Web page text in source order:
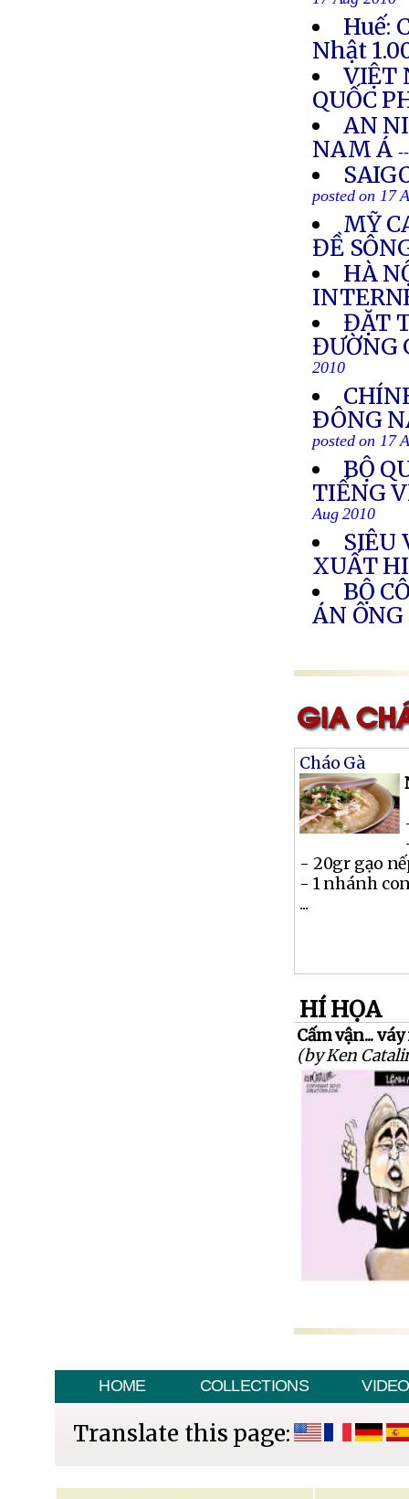
Huế:
Nhật
VIỆT
QUỐC
AN
NAM Á
posted on 17
MỸ
ĐỀ
HÀ
ĐẶT
ĐƯỜNG
2010
ÐÔNG
posted on 17
BỘ
TIẾNG
Aug 2010
SIÊU
XUẤT
BỘ
ÁN
Cháo Gà
- 20gr gạo
- 1 nhánh
...
HÍ HỌA
Cấm vận...
(by Ken
HOME COLLECTIONS VIDEO
Translate this page: